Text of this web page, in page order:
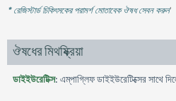
* রেজিস্টার্ড চিকিৎসকের পরামর্শ মোতাবেক ঔষধ সেবন করুন'
ঔষধের মিথষ্ক্রিয়া
ডাইইউরেটিক্স: এম্‌পাগ্লিফ ডাইইউরেটিক্সের সাথে